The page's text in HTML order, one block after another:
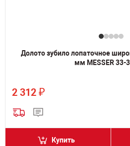
Долото зубило лопаточное
мм MESSER 33-
2 312 ₽
Купить